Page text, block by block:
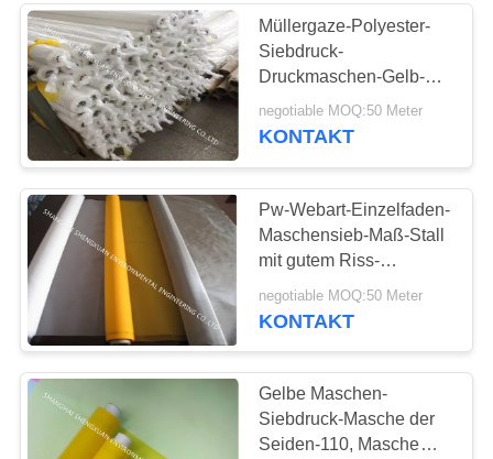
Teflonförderband
Luftfilter
14
14
Müllergaze-Polyester-
Siebdruck-
Druckmaschen-Gelb-
Farbe für Mode-
Siebdruck
negotiable MOQ:50 Meter
KONTAKT
Pw-Webart-Einzelfaden-
Maschensieb-Maß-Stall
mit gutem Riss-
Widerstand
negotiable MOQ:50 Meter
KONTAKT
Gelbe Maschen-
Siebdruck-Masche der
Seiden-110, Masche